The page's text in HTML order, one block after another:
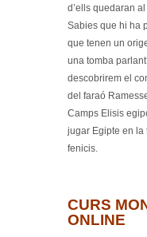
d’ells quedaran
Sabies que hi ha
que tenen un
una tomba
descobrirem el
del faraó
Camps Elisis
jugar Egipte en la
fenicis.
CURS
ONLINE